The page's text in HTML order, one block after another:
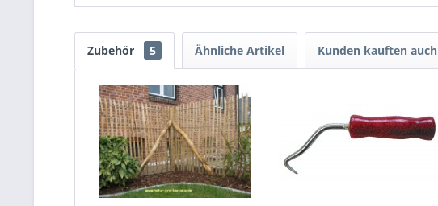
Zubehör 5 Ähnliche Artikel Kunden kauften auch